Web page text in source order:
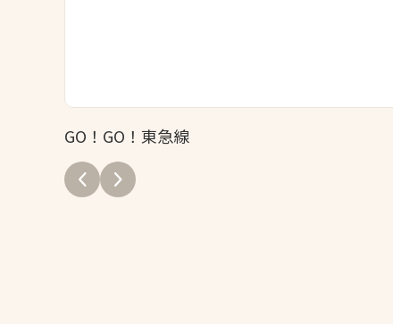
GO！GO！東急線